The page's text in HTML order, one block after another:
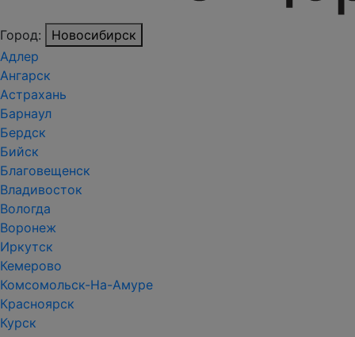
Город:
Новосибирск
Адлер
Ангарск
Астрахань
Барнаул
Бердск
Бийск
Благовещенск
Владивосток
Вологда
Воронеж
Иркутск
Кемерово
Комсомольск-На-Амуре
Красноярск
Курск